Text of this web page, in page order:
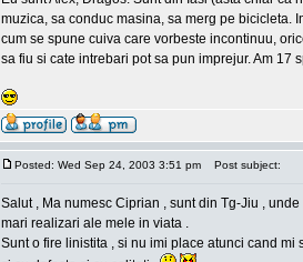
muzica, sa conduc masina, sa merg pe bicicleta.
cum se spune cuiva care vorbeste incontinuu,
sa fiu si cate intrebari pot sa pun imprejur. Am 17
Posted: Wed Sep 24, 2003 3:51 pm Post subject:
Salut , Ma numesc Ciprian , sunt din Tg-Jiu ,
mari realizari ale mele in viata .
Sunt o fire linistita , si nu imi place atunci cand